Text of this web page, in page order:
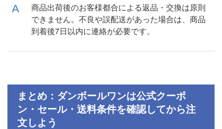
商品出荷後のお客様都合による返品・交換は原則
できません。不良や誤配送があった場合は、商品
到着後7日以内に連絡が必要です。
まとめ：ダンボールワンは公式クーポ
ン・セール・送料条件を確認してから注
文しよう